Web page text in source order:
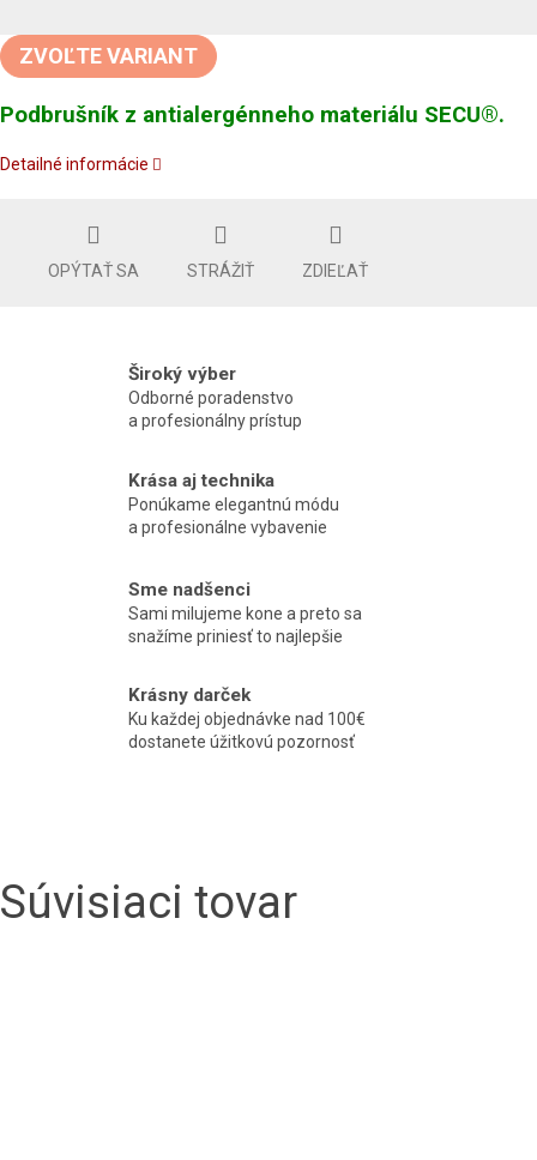
cena:
ZVOĽTE VARIANT
Podbrušník z antialergénneho materiálu SECU®.
Detailné informácie
OPÝTAŤ SA STRÁŽIŤ ZDIEĽAŤ
Široký výber
Odborné poradenstvo
a profesionálny prístup
Krása aj technika
Ponúkame elegantnú módu
a profesionálne vybavenie
Sme nadšenci
Sami milujeme kone a preto sa
snažíme priniesť to najlepšie
Krásny darček
Ku každej objednávke nad 100€
dostanete úžitkovú pozornosť
Súvisiaci tovar